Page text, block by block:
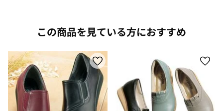
この商品を見ている方におすすめ